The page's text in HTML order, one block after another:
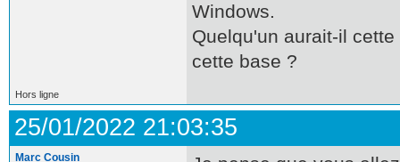
Windows.
Quelqu'un aurait-il
cette base ?
Hors ligne
25/01/2022 21:03:35
Marc Cousin